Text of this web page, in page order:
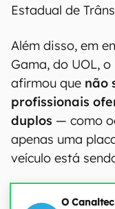
Estadual de
Além disso, em
Gama, do UOL,
afirmou que não
profissionais
duplos — como
apenas uma
veículo está
O